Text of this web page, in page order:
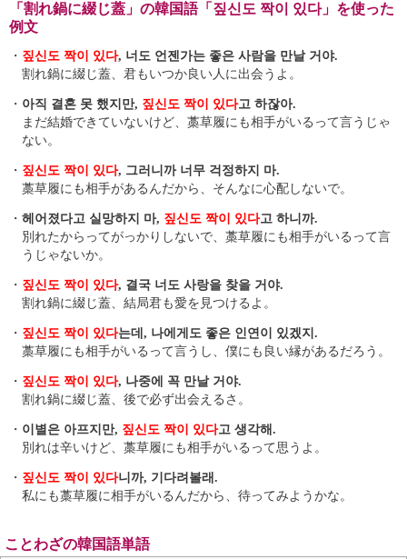
「割れ鍋に綴じ蓋」の韓国語「짚신도 짝이 있다」を使った
例文
・ 짚신도 짝이 있다, 너도 언젠가는 좋은 사람을 만날 거야.
割れ鍋に綴じ蓋、君もいつか良い人に出会うよ。
・ 아직 결혼 못 했지만, 짚신도 짝이 있다고 하잖아.
まだ結婚できていないけど、藁草履にも相手がいるって言うじゃ
ない。
・ 짚신도 짝이 있다, 그러니까 너무 걱정하지 마.
藁草履にも相手があるんだから、そんなに心配しないで。
・ 헤어졌다고 실망하지 마, 짚신도 짝이 있다고 하니까.
別れたからってがっかりしないで、藁草履にも相手がいるって言
うじゃないか。
・ 짚신도 짝이 있다, 결국 너도 사랑을 찾을 거야.
割れ鍋に綴じ蓋、結局君も愛を見つけるよ。
・ 짚신도 짝이 있다는데, 나에게도 좋은 인연이 있겠지.
藁草履にも相手がいるって言うし、僕にも良い縁があるだろう。
・ 짚신도 짝이 있다, 나중에 꼭 만날 거야.
割れ鍋に綴じ蓋、後で必ず出会えるさ。
・ 이별은 아프지만, 짚신도 짝이 있다고 생각해.
別れは辛いけど、藁草履にも相手がいるって思うよ。
・ 짚신도 짝이 있다니까, 기다려볼래.
私にも藁草履に相手がいるんだから、待ってみようかな。
ことわざの韓国語単語